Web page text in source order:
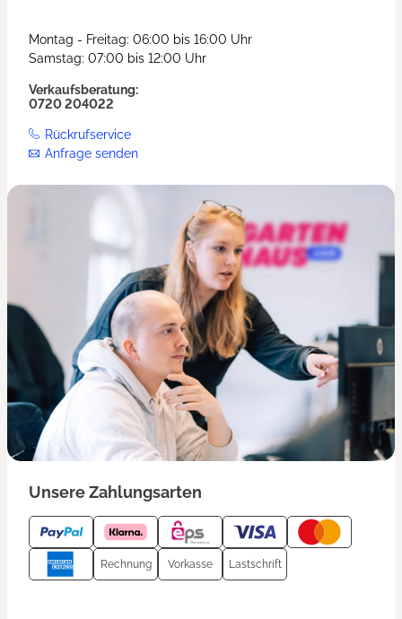
Montag - Freitag: 06:00 bis 16:00 Uhr
Samstag: 07:00 bis 12:00 Uhr
Verkaufsberatung:
0720 204022
Rückrufservice
Anfrage senden
Unsere Zahlungsarten
Rechnung Vorkasse Lastschrift